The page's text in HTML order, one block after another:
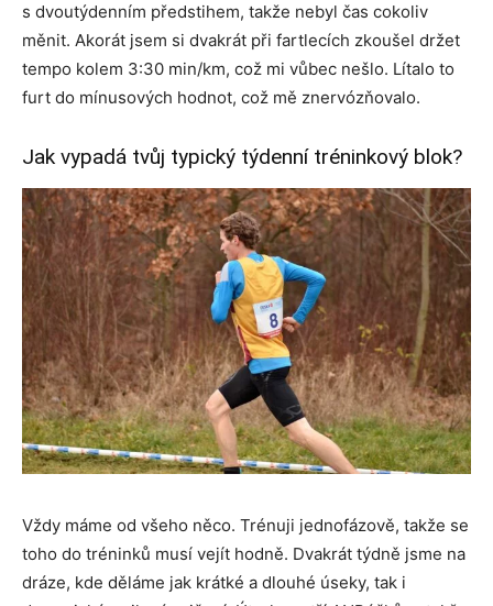
s dvoutýdenním předstihem, takže nebyl čas cokoliv
měnit. Akorát jsem si dvakrát při fartlecích zkoušel držet
tempo kolem 3:30 min/km, což mi vůbec nešlo. Lítalo to
furt do mínusových hodnot, což mě znervózňovalo.
Jak vypadá tvůj typický týdenní tréninkový blok?
Vždy máme od všeho něco. Trénuji jednofázově, takže se
toho do tréninků musí vejít hodně. Dvakrát týdně jsme na
dráze, kde děláme jak krátké a dlouhé úseky, tak i